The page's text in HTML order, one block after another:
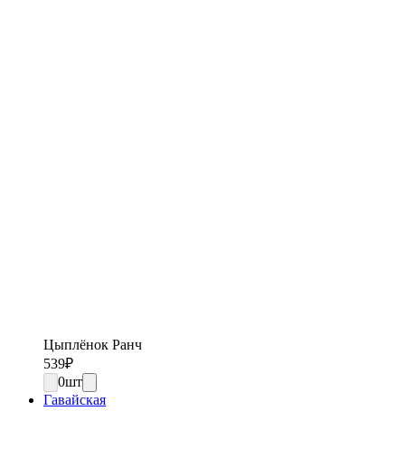
Цыплёнок Ранч
539₽
0шт
Гавайская